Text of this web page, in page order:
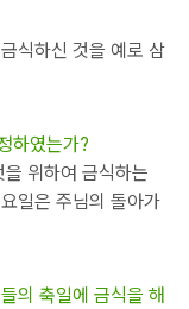
식하신 것을 예로 삼
하였는가?
위하여 금식하는
일은 주님의 돌아가
의 축일에 금식을 해